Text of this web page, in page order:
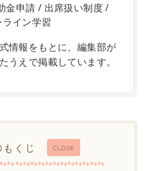
金申請 / 出席扱い制度 /
イン学習
情報をもとに、編集部が
うえで掲載しています。
CLOSE
くじ